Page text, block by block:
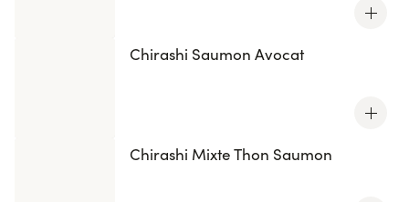
Chirashi Saumon Avocat
Chirashi Mixte Thon Saumon